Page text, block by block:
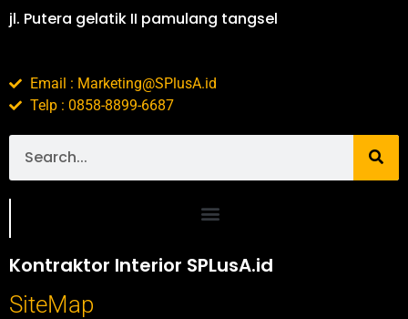
jl. Putera gelatik II pamulang tangsel
Email : Marketing@SPlusA.id
Telp : 0858-8899-6687
Kontraktor Interior SPLusA.id
SiteMap